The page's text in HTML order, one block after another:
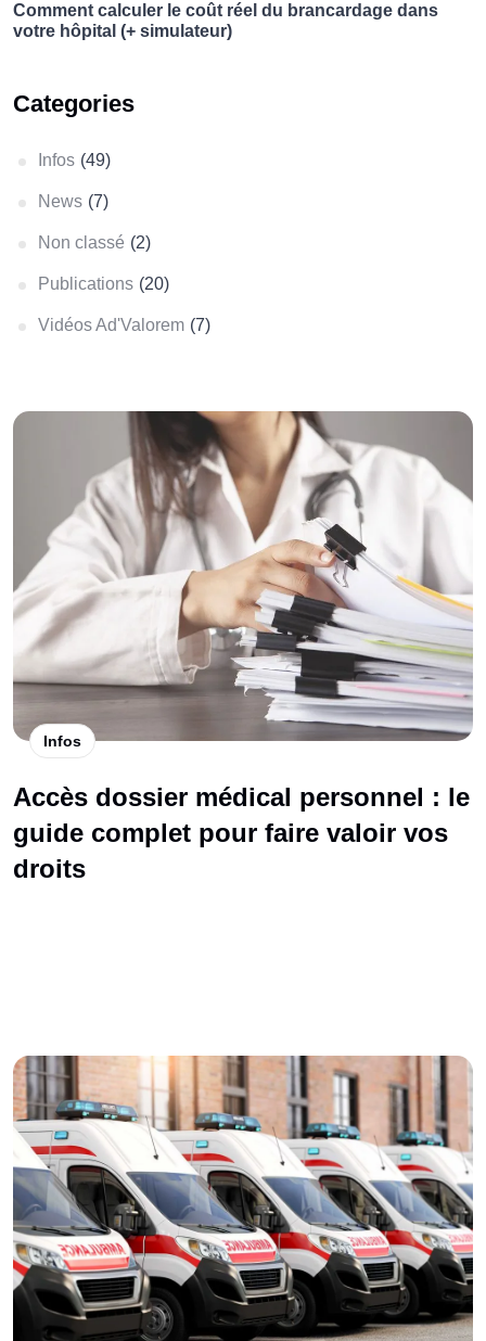
Infos
Accès dossier médical personnel : le
guide complet pour faire valoir vos
droits
Comment calculer le coût réel du brancardage dans
votre hôpital (+ simulateur)
Categories
Infos (49)
News (7)
Non classé (2)
Publications (20)
Vidéos Ad'Valorem (7)